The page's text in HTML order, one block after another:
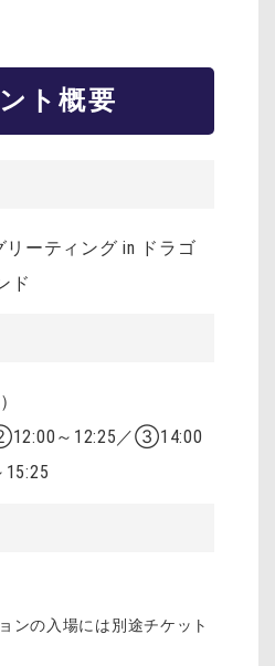
ト概要
ーティング in ドラゴ
ド
～12:25／③14:00
ンの入場には別途チケット